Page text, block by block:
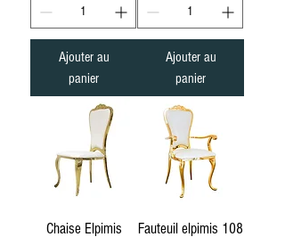
Ajouter au
panier
Ajouter au
panier
Chaise Elpimis
Fauteuil elpimis 108